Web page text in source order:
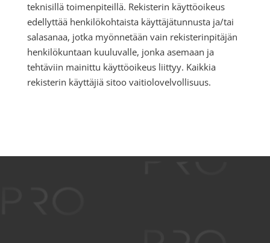
teknisillä toimenpiteillä. Rekisterin käyttöoikeus
edellyttää henkilökohtaista käyttäjätunnusta ja/tai
salasanaa, jotka myönnetään vain rekisterinpitäjän
henkilökuntaan kuuluvalle, jonka asemaan ja
tehtäviin mainittu käyttöoikeus liittyy. Kaikkia
rekisterin käyttäjiä sitoo vaitiolovelvollisuus.